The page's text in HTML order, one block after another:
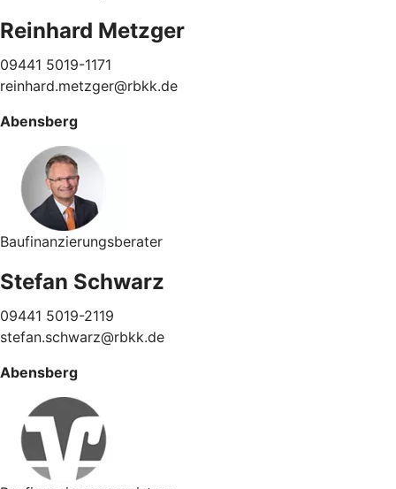
Reinhard Metzger
09441 5019-1171
reinhard.metzger@rbkk.de
Abensberg
Baufinanzierungsberater
Stefan Schwarz
09441 5019-2119
stefan.schwarz@rbkk.de
Abensberg